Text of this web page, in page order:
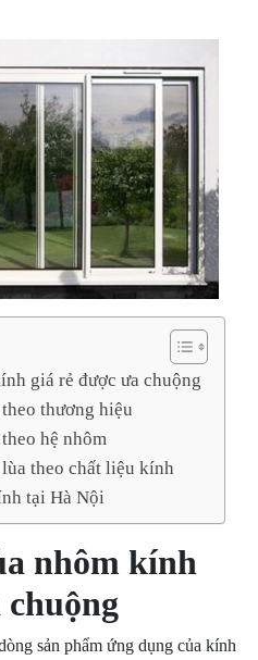
giá rẻ được ưa chuộng
thương hiệu
hệ nhôm
theo chất liệu kính
tại Hà Nội
nhôm kính
sản phẩm ứng dụng của kính